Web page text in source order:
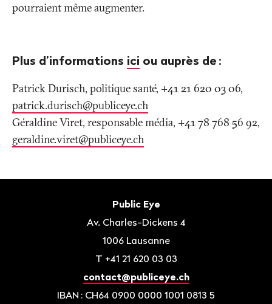
pourraient même augmenter.
Plus d’informations ici ou auprès de :
Patrick Durisch, politique santé, +41 21 620 03 06,
patrick.durisch@publiceye.ch
Géraldine Viret, responsable média, +41 78 768 56 92,
geraldine.viret@publiceye.ch
Public Eye
Av. Charles-Dickens 4
1006 Lausanne
T +41 21 620 03 03
contact@publiceye.ch
IBAN : CH64 0900 0000 1001 0813 5